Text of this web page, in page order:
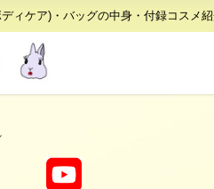
ィケア)・バッグの中身・付録コスメ